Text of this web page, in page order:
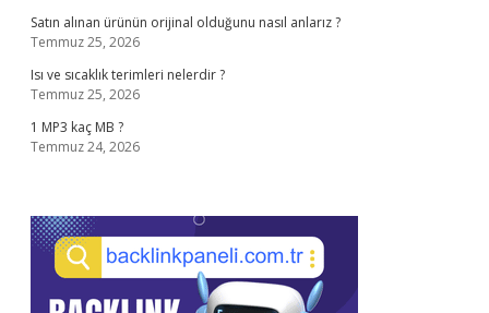
Satın alınan ürünün orijinal olduğunu nasıl anlarız ?
Temmuz 25, 2026
Isı ve sıcaklık terimleri nelerdir ?
Temmuz 25, 2026
1 MP3 kaç MB ?
Temmuz 24, 2026